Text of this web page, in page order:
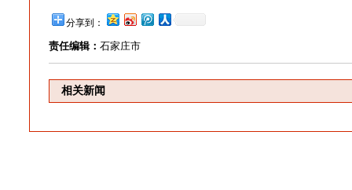
分享到：
责任编辑： 石家庄市
相关新闻